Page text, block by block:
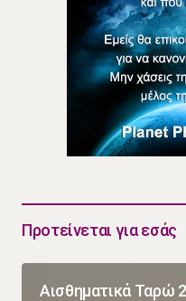
Προτείνεται για εσάς
Αισθηματικά Ταρώ